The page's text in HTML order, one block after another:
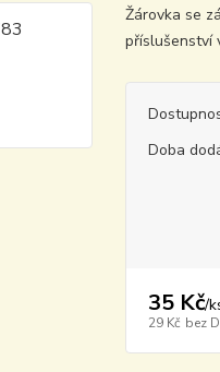
Žárovka se
příslušenství
Doba
35 Kč/
29 Kč bez